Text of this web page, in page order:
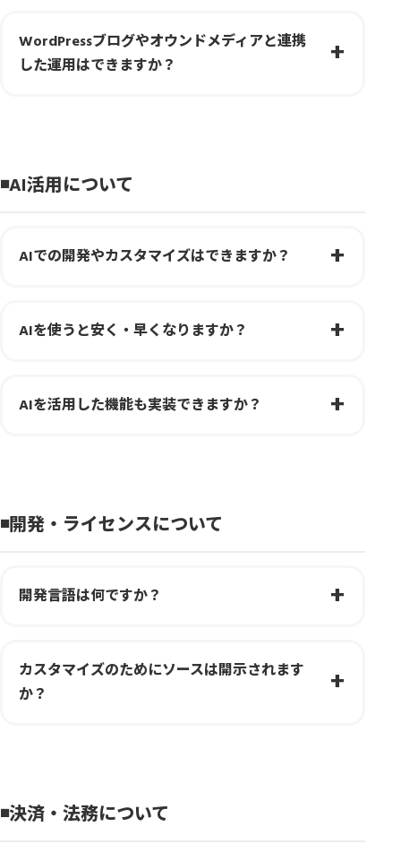
WordPressブログやオウンドメディアと連携
した運用はできますか？
◾️AI活用について
AIでの開発やカスタマイズはできますか？
AIを使うと安く・早くなりますか？
AIを活用した機能も実装できますか？
◾️開発・ライセンスについて
開発言語は何ですか？
カスタマイズのためにソースは開示されます
か？
◾️決済・法務について